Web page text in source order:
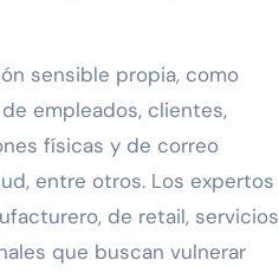
sensible propia, como
empleados, clientes,
físicas y de correo
entre otros. Los expertos
de retail, servicios
que buscan vulnerar